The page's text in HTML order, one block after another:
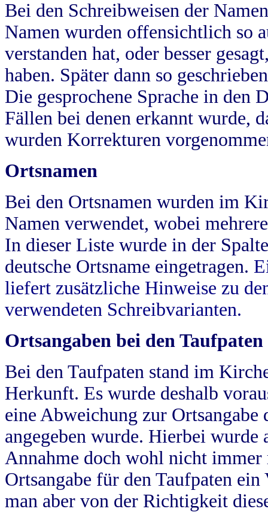
Bei den Schreibweisen der
Namen wurden offensichtlich so
verstanden hat, oder besser
haben. Später dann so
Die gesprochene Sprache in
Fällen bei denen erkannt wurde,
wurden Korrekturen
Ortsnamen
Bei den Ortsnamen wurden im
Namen verwendet, wobei
In dieser Liste wurde in der
deutsche Ortsname eingetragen.
liefert zusätzliche Hinweise zu
verwendeten Schreibvarianten.
Ortsangaben bei den Taufpaten
Bei den Taufpaten stand im
Herkunft. Es wurde deshalb
eine Abweichung zur
angegeben wurde. Hierbei wurde
Annahme doch wohl nicht
Ortsangabe für den Taufpaten
man aber von der Richtigkeit